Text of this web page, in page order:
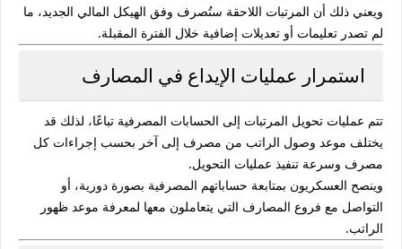
ويعني ذلك أن المرتبات اللاحقة ستُصرف وفق الهيكل المالي الجديد، ما
لم تصدر تعليمات أو تعديلات إضافية خلال الفترة المقبلة.
استمرار عمليات الإيداع في المصارف
تتم عمليات تحويل المرتبات إلى الحسابات المصرفية تباعًا، لذلك قد
يختلف موعد وصول الراتب من مصرف إلى آخر بحسب إجراءات كل
مصرف وسرعة تنفيذ عمليات التحويل.
وينصح العسكريون بمتابعة حساباتهم المصرفية بصورة دورية، أو
التواصل مع فروع المصارف التي يتعاملون معها لمعرفة موعد ظهور
الراتب.